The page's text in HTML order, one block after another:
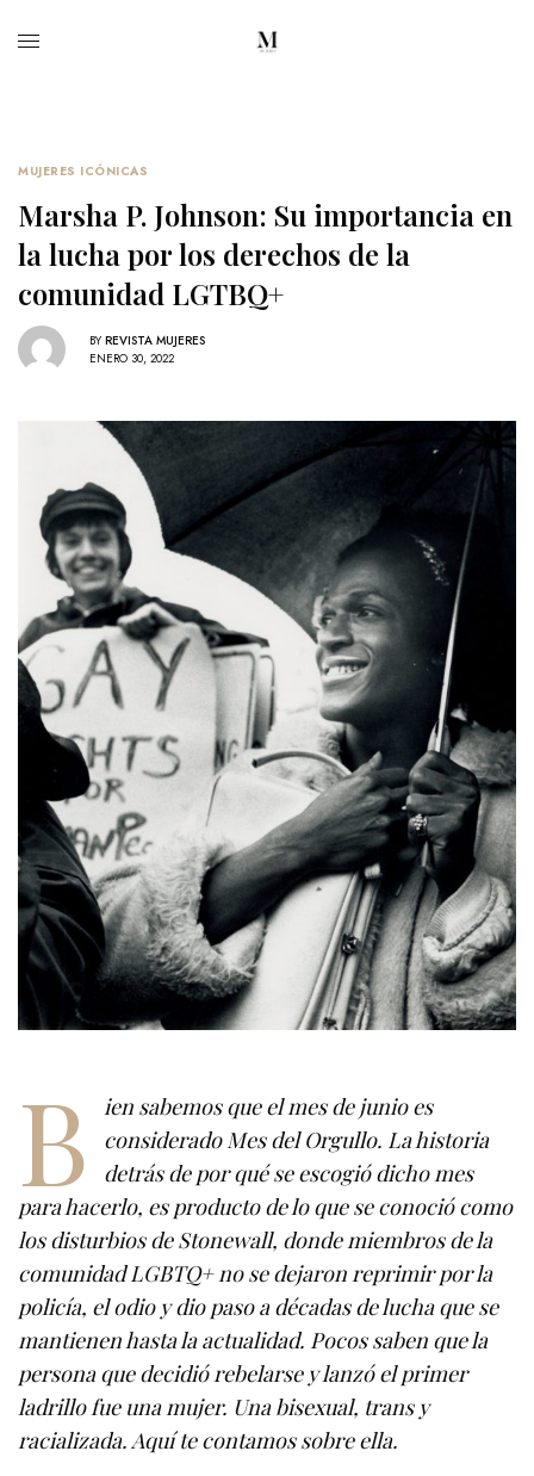
MUJERES ICÓNICAS
Marsha P. Johnson: Su importancia en
la lucha por los derechos de la
comunidad LGTBQ+
BY REVISTA MUJERES
ENERO 30, 2022
B
ien sabemos que el mes de junio es
considerado Mes del Orgullo. La historia
detrás de por qué se escogió dicho mes
para hacerlo, es producto de lo que se conoció como
los disturbios de Stonewall, donde miembros de la
comunidad LGBTQ+ no se dejaron reprimir por la
policía, el odio y dio paso a décadas de lucha que se
mantienen hasta la actualidad. Pocos saben que la
persona que decidió rebelarse y lanzó el primer
ladrillo fue una mujer. Una bisexual, trans y
racializada. Aquí te contamos sobre ella.